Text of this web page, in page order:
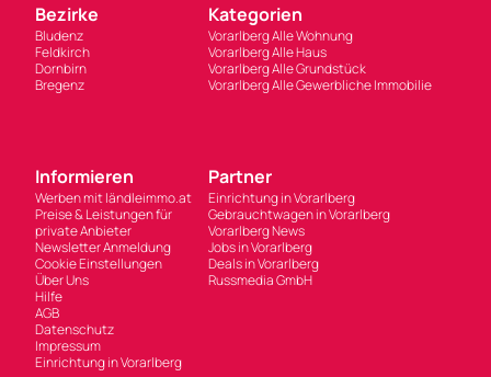
Bezirke
Bludenz
Feldkirch
Dornbirn
Bregenz
Kategorien
Vorarlberg Alle Wohnung
Vorarlberg Alle Haus
Vorarlberg Alle Grundstück
Vorarlberg Alle Gewerbliche Immobilie
Informieren
Werben mit ländleimmo.at
Preise & Leistungen für
private Anbieter
Newsletter Anmeldung
Cookie Einstellungen
Über Uns
Hilfe
AGB
Datenschutz
Impressum
Einrichtung in Vorarlberg
Partner
Einrichtung in Vorarlberg
Gebrauchtwagen in Vorarlberg
Vorarlberg News
Jobs in Vorarlberg
Deals in Vorarlberg
Russmedia GmbH